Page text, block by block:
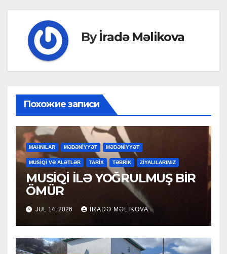
Byİradə Məlikova
Похожие записи
MAHNILAR MƏDƏNİYYƏT MƏDƏNİYYƏT
MUSİQİ VƏ ALƏTLƏR TARİX TƏBRİK ZİYALILARIMIZ
MUSİQİ İLƏ YOĞRULMUŞ BİR
ÖMÜR
JUL 14, 2026 İRADƏ MƏLIKOVA